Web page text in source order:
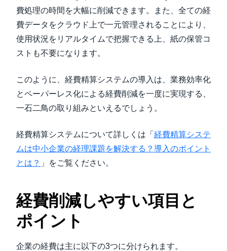
費処理の時間を大幅に削減できます。また、全ての経
費データをクラウド上で一元管理されることにより、
使用状況をリアルタイムで把握できる上、紙の保管コ
ストも不要になります。
このように、経費精算システムの導入は、業務効率化
とペーパーレス化による経費削減を一度に実現する、
一石二鳥の取り組みといえるでしょう。
経費精算システムについて詳しくは「 経費精算システ
ムは中小企業の経理課題を解決する？導入のポイント
とは？ 」をご覧ください。
経費削減しやすい項目と
ポイント
企業の経費は主に以下の3つに分けられます。